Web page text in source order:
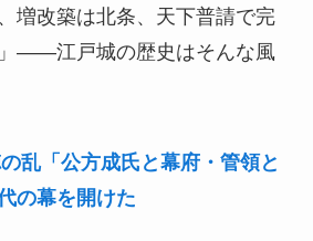
増改築は北条、天下普請で完
——江戸城の歴史はそんな風
乱「公方成氏と幕府・管領と
の幕を開けた